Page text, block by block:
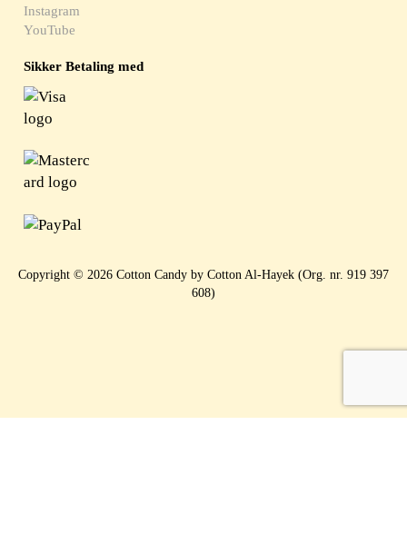
Instagram
YouTube
Sikker Betaling med
Copyright © 2026 Cotton Candy by Cotton Al-Hayek (Org. nr. 919 397
608)